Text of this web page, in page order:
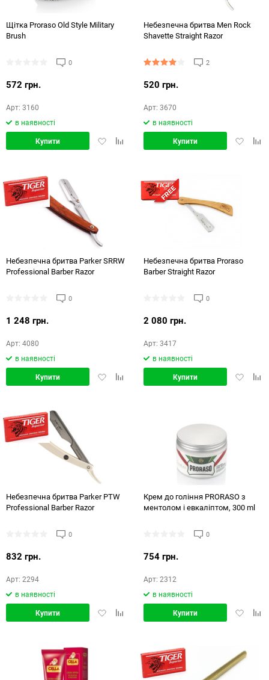
Щітка Proraso Old Style Military
Brush
0
572 грн.
Арт: 3160
в наявності
ДодатиДодати
Купити
Небезпечна бритва Men Rock
Shavette Straight Razor
2
520 грн.
Арт: 3670
в наявності
Додати
Купити
Небезпечна бритва Parker SRRW
Professional Barber Razor
0
1 248 грн.
Арт: 4080
в наявності
ДодатиДодати
Купити
Небезпечна бритва Proraso
Barber Straight Razor
0
2 080 грн.
Арт: 3417
в наявності
Додати
Купити
Небезпечна бритва Parker PTW
Professional Barber Razor
0
832 грн.
Арт: 2294
в наявності
ДодатиДодати
Купити
Крем до гоління PRORASO з
ментолом і евкаліптом, 300 ml
0
754 грн.
Арт: 2312
в наявності
Додати
Купити